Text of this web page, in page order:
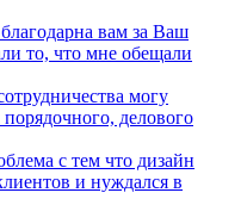
вам за Ваш
то, что мне обещали
могу
делового
с тем что дизайн
и нуждался в